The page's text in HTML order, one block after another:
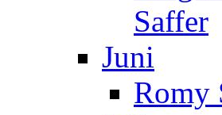
Saffer
Juni
Romy